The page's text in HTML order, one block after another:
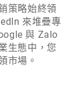
策略始終領
來堆疊專
與 Zalo
生態中，您
市場。